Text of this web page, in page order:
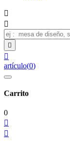




artículo(0)
Carrito
0

